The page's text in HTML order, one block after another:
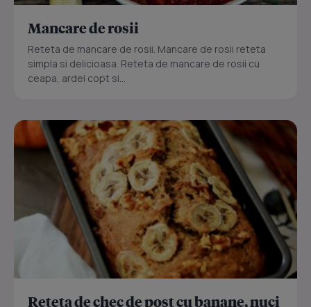
Mancare de rosii
Reteta de mancare de rosii. Mancare de rosii reteta
simpla si delicioasa. Reteta de mancare de rosii cu
ceapa, ardei copt si...
Reteta de chec de post cu banane, nuci